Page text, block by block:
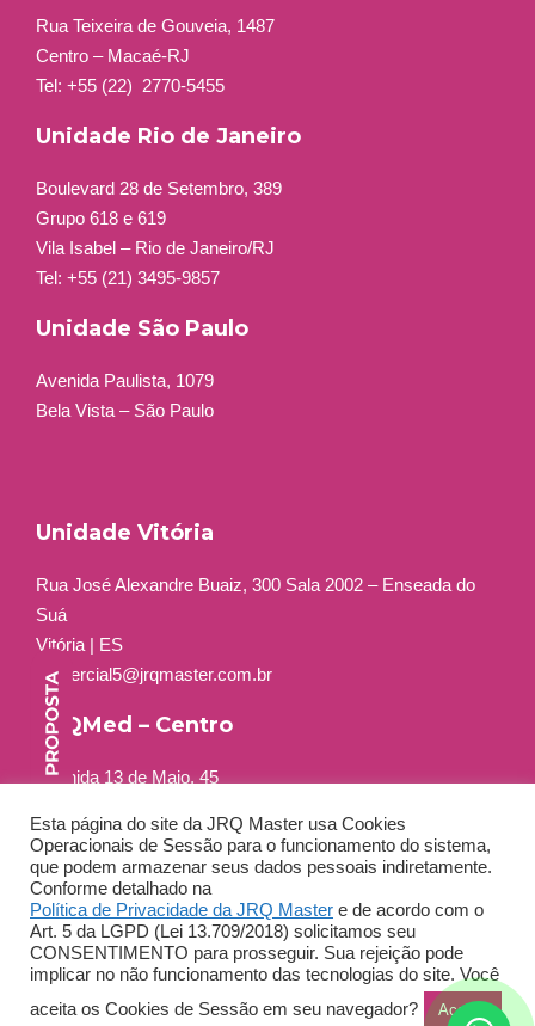
Rua Teixeira de Gouveia, 1487
Centro – Macaé-RJ
Tel: +55 (22) 2770-5455
Unidade Rio de Janeiro
Boulevard 28 de Setembro, 389
Grupo 618 e 619
Vila Isabel – Rio de Janeiro/RJ
Tel: +55 (21) 3495-9857
Unidade São Paulo
Avenida Paulista, 1079
Bela Vista – São Paulo
Unidade Vitória
Rua José Alexandre Buaiz, 300 Sala 2002 – Enseada do
Suá
Vitória | ES
comercial5@jrqmaster.com.br
JRQMed – Centro
Avenida 13 de Maio, 45
Centro – Rio de Janeiro – RJ
Tel: +55 (21) 3556-2264
Esta página do site da JRQ Master usa Cookies
Operacionais de Sessão para o funcionamento do sistema,
que podem armazenar seus dados pessoais indiretamente.
Conforme detalhado na
Política de Privacidade da JRQ Master e de acordo com o
Art. 5 da LGPD (Lei 13.709/2018) solicitamos seu
CONSENTIMENTO para prosseguir. Sua rejeição pode
implicar no não funcionamento das tecnologias do site. Você
aceita os Cookies de Sessão em seu navegador?
Aceitar